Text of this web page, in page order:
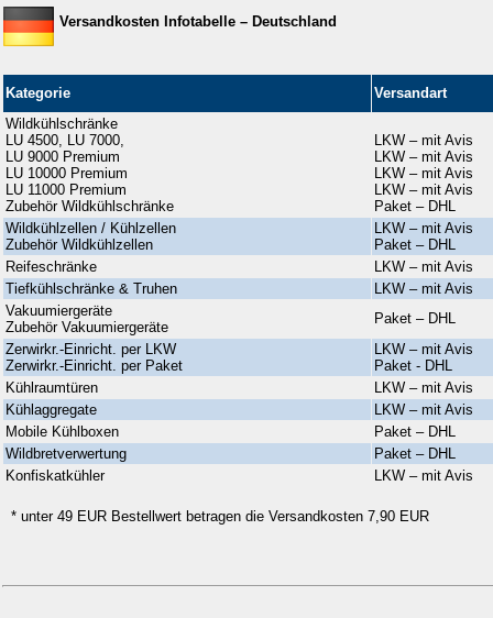
Versandkosten Infotabelle – Deutschland
Kategorie
Versandart
Wildkühlschränke
LU 4500, LU 7000,
LU 9000 Premium
LU 10000 Premium
LU 11000 Premium
Zubehör Wildkühlschränke
LKW – mit Avis
LKW – mit Avis
LKW – mit Avis
LKW – mit Avis
Paket – DHL
Wildkühlzellen / Kühlzellen
Zubehör Wildkühlzellen
LKW – mit Avis
Paket – DHL
Reifeschränke
LKW – mit Avis
Tiefkühlschränke & Truhen
LKW – mit Avis
Vakuumiergeräte
Zubehör Vakuumiergeräte
Paket – DHL
Zerwirkr.-Einricht. per LKW
Zerwirkr.-Einricht. per Paket
LKW – mit Avis
Paket - DHL
Kühlraumtüren
LKW – mit Avis
Kühlaggregate
LKW – mit Avis
Mobile Kühlboxen
Paket – DHL
Wildbretverwertung
Paket – DHL
Konfiskatkühler
LKW – mit Avis
* unter 49 EUR Bestellwert betragen die Versandkosten 7,90 EUR